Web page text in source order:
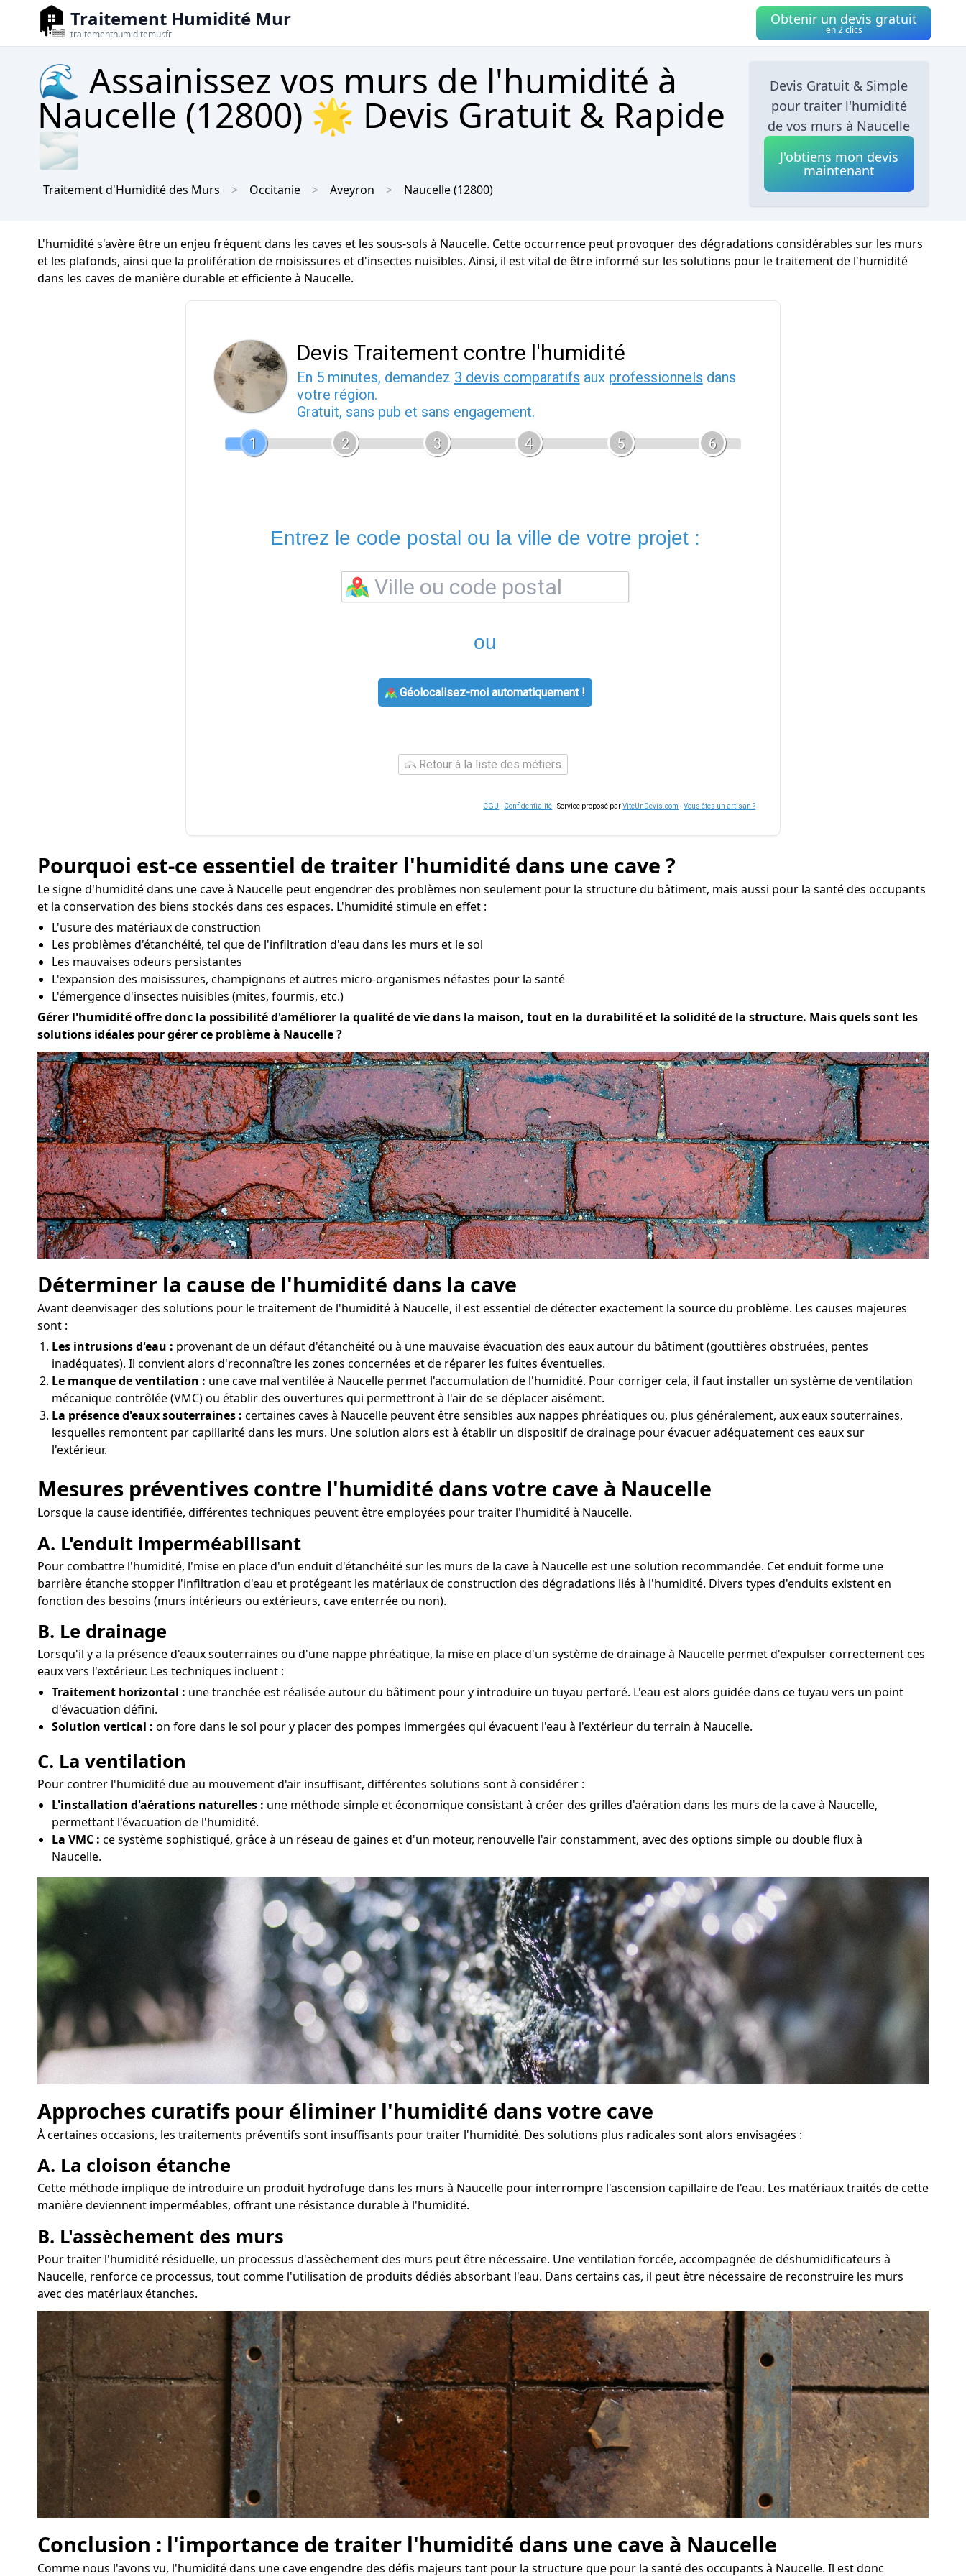
Traitement Humidité Mur
traitementhumiditemur.fr
Obtenir un devis gratuit
en 2 clics
🌊 Assainissez vos murs de l'humidité à
Naucelle (12800) 🌟 Devis Gratuit & Rapide
🌫
Traitement d'Humidité des Murs Occitanie Aveyron Naucelle(12800)
Devis Gratuit & Simple
pour traiter l'humidité
de vos murs à Naucelle
J'obtiens mon devis
maintenant
L'humidité s'avère être un enjeu fréquent dans les caves et les sous-sols à Naucelle. Cette occurrence peut provoquer des dégradations considérables sur les murs
et les plafonds, ainsi que la prolifération de moisissures et d'insectes nuisibles. Ainsi, il est vital de être informé sur les solutions pour le traitement de l'humidité
dans les caves de manière durable et efficiente à Naucelle.
Devis Traitement contre l'humidité
En 5 minutes, demandez 3 devis comparatifs aux professionnels dans
votre région.
Gratuit, sans pub et sans engagement.
1
2 3 4 5 6
Entrez le code postal ou la ville de votre projet :
ou
Géolocalisez-moi automatiquement !
Retour à la liste des métiers
CGU - Confidentialité- Service proposé parViteUnDevis.com -Vous êtes un artisan ?
Pourquoi est-ce essentiel de traiter l'humidité dans une cave ?
Le signe d'humidité dans une cave à Naucelle peut engendrer des problèmes non seulement pour la structure du bâtiment, mais aussi pour la santé des occupants
et la conservation des biens stockés dans ces espaces. L'humidité stimule en effet :
L'usure des matériaux de construction
Les problèmes d'étanchéité, tel que de l'infiltration d'eau dans les murs et le sol
Les mauvaises odeurs persistantes
L'expansion des moisissures, champignons et autres micro-organismes néfastes pour la santé
L'émergence d'insectes nuisibles (mites, fourmis, etc.)
Gérer l'humidité offre donc la possibilité d'améliorer la qualité de vie dans la maison, tout en la durabilité et la solidité de la structure. Mais quels sont les
solutions idéales pour gérer ce problème à Naucelle ?
Déterminer la cause de l'humidité dans la cave
Avant deenvisager des solutions pour le traitement de l'humidité à Naucelle, il est essentiel de détecter exactement la source du problème. Les causes majeures
sont :
Les intrusions d'eau : provenant de un défaut d'étanchéité ou à une mauvaise évacuation des eaux autour du bâtiment (gouttières obstruées, pentes
inadéquates). Il convient alors d'reconnaître les zones concernées et de réparer les fuites éventuelles.
Le manque de ventilation : une cave mal ventilée à Naucelle permet l'accumulation de l'humidité. Pour corriger cela, il faut installer un système de ventilation
mécanique contrôlée (VMC) ou établir des ouvertures qui permettront à l'air de se déplacer aisément.
La présence d'eaux souterraines : certaines caves à Naucelle peuvent être sensibles aux nappes phréatiques ou, plus généralement, aux eaux souterraines,
lesquelles remontent par capillarité dans les murs. Une solution alors est à établir un dispositif de drainage pour évacuer adéquatement ces eaux sur
l'extérieur.
Mesures préventives contre l'humidité dans votre cave à Naucelle
Lorsque la cause identifiée, différentes techniques peuvent être employées pour traiter l'humidité à Naucelle.
A. L'enduit imperméabilisant
Pour combattre l'humidité, l'mise en place d'un enduit d'étanchéité sur les murs de la cave à Naucelle est une solution recommandée. Cet enduit forme une
barrière étanche stopper l'infiltration d'eau et protégeant les matériaux de construction des dégradations liés à l'humidité. Divers types d'enduits existent en
fonction des besoins (murs intérieurs ou extérieurs, cave enterrée ou non).
B. Le drainage
Lorsqu'il y a la présence d'eaux souterraines ou d'une nappe phréatique, la mise en place d'un système de drainage à Naucelle permet d'expulser correctement ces
eaux vers l'extérieur. Les techniques incluent :
Traitement horizontal : une tranchée est réalisée autour du bâtiment pour y introduire un tuyau perforé. L'eau est alors guidée dans ce tuyau vers un point
d'évacuation défini.
Solution vertical : on fore dans le sol pour y placer des pompes immergées qui évacuent l'eau à l'extérieur du terrain à Naucelle.
C. La ventilation
Pour contrer l'humidité due au mouvement d'air insuffisant, différentes solutions sont à considérer :
L'installation d'aérations naturelles : une méthode simple et économique consistant à créer des grilles d'aération dans les murs de la cave à Naucelle,
permettant l'évacuation de l'humidité.
La VMC : ce système sophistiqué, grâce à un réseau de gaines et d'un moteur, renouvelle l'air constamment, avec des options simple ou double flux à
Naucelle.
Approches curatifs pour éliminer l'humidité dans votre cave
À certaines occasions, les traitements préventifs sont insuffisants pour traiter l'humidité. Des solutions plus radicales sont alors envisagées :
A. La cloison étanche
Cette méthode implique de introduire un produit hydrofuge dans les murs à Naucelle pour interrompre l'ascension capillaire de l'eau. Les matériaux traités de cette
manière deviennent imperméables, offrant une résistance durable à l'humidité.
B. L'assèchement des murs
Pour traiter l'humidité résiduelle, un processus d'assèchement des murs peut être nécessaire. Une ventilation forcée, accompagnée de déshumidificateurs à
Naucelle, renforce ce processus, tout comme l'utilisation de produits dédiés absorbant l'eau. Dans certains cas, il peut être nécessaire de reconstruire les murs
avec des matériaux étanches.
Conclusion : l'importance de traiter l'humidité dans une cave à Naucelle
Comme nous l'avons vu, l'humidité dans une cave engendre des défis majeurs tant pour la structure que pour la santé des occupants à Naucelle. Il est donc